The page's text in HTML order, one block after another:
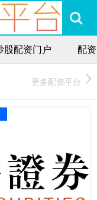
股配资门户 配
更多配资平台